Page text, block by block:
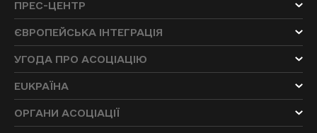
ПРЕС-ЦЕНТР
ЄВРОПЕЙСЬКА ІНТЕГРАЦІЯ
УГОДА ПРО АСОЦІАЦІЮ
EUKРАЇНА
ОРГАНИ АСОЦІАЦІЇ